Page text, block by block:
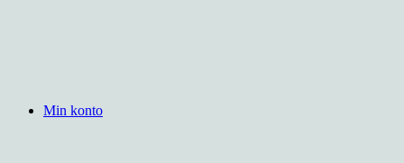
Min konto